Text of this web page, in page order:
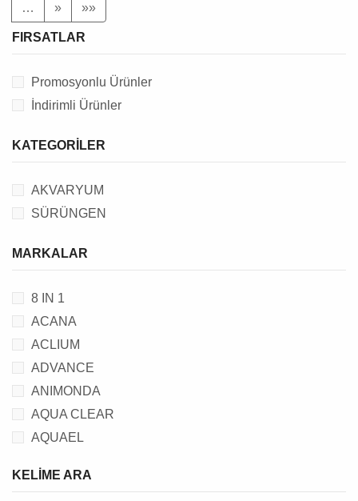
… » »»
FIRSATLAR
Promosyonlu Ürünler
İndirimli Ürünler
KATEGORILER
AKVARYUM
SÜRÜNGEN
MARKALAR
8 IN 1
ACANA
ACLIUM
ADVANCE
ANIMONDA
AQUA CLEAR
AQUAEL
BEAPHAR
KELIME ARA